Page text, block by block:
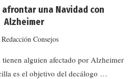
una Navidad con
Alzheimer
Redacción Consejos
alguien afectado por Alzheimer
es el objetivo del decálogo …